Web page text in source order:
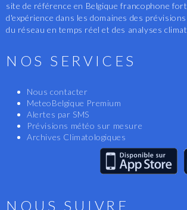
site de référence en Belgique francophone
d'expérience dans les domaines des
du réseau en temps réel et des analyses
NOS SERVICES
Nous contacter
MeteoBelgique Premium
Alertes par SMS
Prévisions météo sur mesure
Archives Climatologiques
NOUS SUIVRE